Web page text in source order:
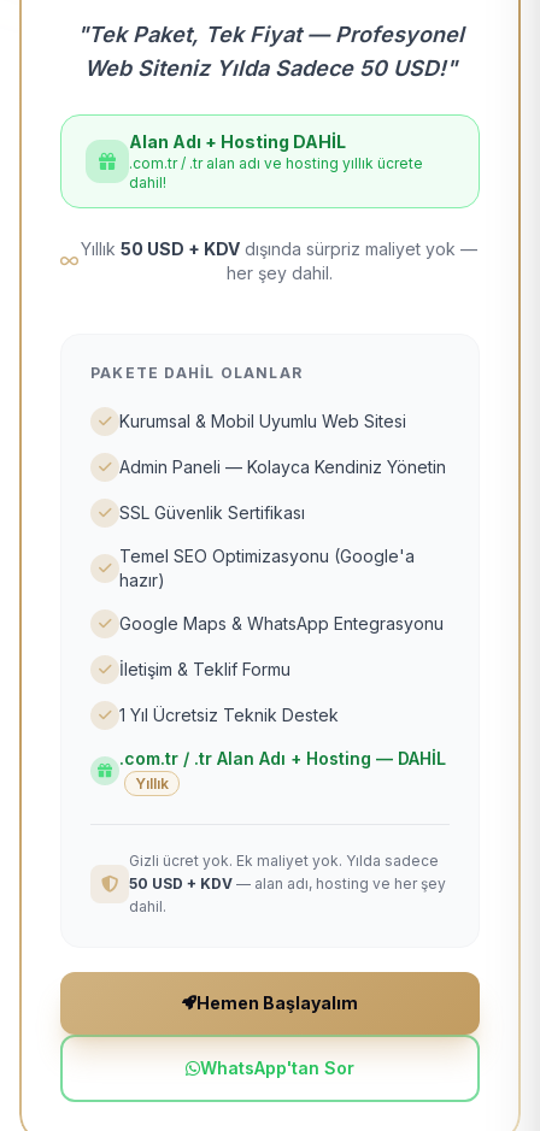
"Tek Paket, Tek Fiyat — Profesyonel
Web Siteniz Yılda Sadece 50 USD!"
Alan Adı + Hosting DAHİL
.com.tr / .tr alan adı ve hosting yıllık ücrete
dahil!
Yıllık 50 USD + KDV dışında sürpriz maliyet yok —
her şey dahil.
PAKETE DAHIL OLANLAR
Kurumsal & Mobil Uyumlu Web Sitesi
Admin Paneli — Kolayca Kendiniz Yönetin
SSL Güvenlik Sertifikası
Temel SEO Optimizasyonu (Google'a
hazır)
Google Maps & WhatsApp Entegrasyonu
İletişim & Teklif Formu
1 Yıl Ücretsiz Teknik Destek
.com.tr / .tr Alan Adı + Hosting — DAHİL
Yıllık
Gizli ücret yok. Ek maliyet yok. Yılda sadece
50 USD + KDV — alan adı, hosting ve her şey
dahil.
Hemen Başlayalım
WhatsApp'tan Sor